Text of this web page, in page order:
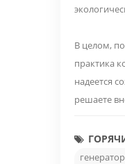
В целом,
практика
надеется
решаете